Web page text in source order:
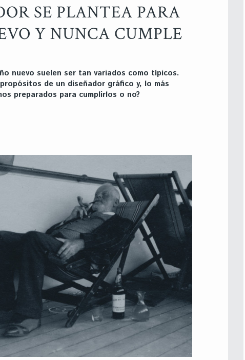
SE PLANTEA PARA
Y NUNCA CUMPLE
nuevo suelen ser tan variados como típicos.
de un diseñador gráfico y, lo más
preparados para cumplirlos o no?